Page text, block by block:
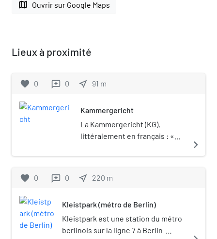
map Ouvrir sur Google Maps
Lieux à proximité
favorite 0 reviews 0 near_me 91 m
Kammergericht
La Kammergericht (KG),
littéralement en français : «
la « cour d'appel provinciale »
Oberlandesgericht) de Berlin.
autres cours d'appel
d'Allemagne pour des raisons
historiques, aucune autre cour
navigate_next
favorite 0 reviews 0 near_me 220 m
Kleistpark (métro de Berlin)
Kleistpark est une station du métro
berlinois sur la ligne 7 à Berlin-